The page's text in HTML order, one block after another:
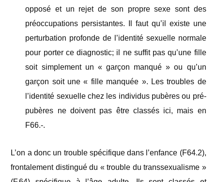
opposé et un rejet de son propre sexe sont des
préoccupations persistantes. Il faut qu’il existe une
perturbation profonde de l’identité sexuelle normale
pour porter ce diagnostic; il ne suffit pas qu’une fille
soit simplement un « garçon manqué » ou qu’un
garçon soit une « fille manquée ». Les troubles de
l’identité sexuelle chez les individus pubères ou pré-
pubères ne doivent pas être classés ici, mais en
F66.-.
L’on a donc un trouble spécifique dans l’enfance (F64.2),
frontalement distingué du « trouble du transsexualisme »